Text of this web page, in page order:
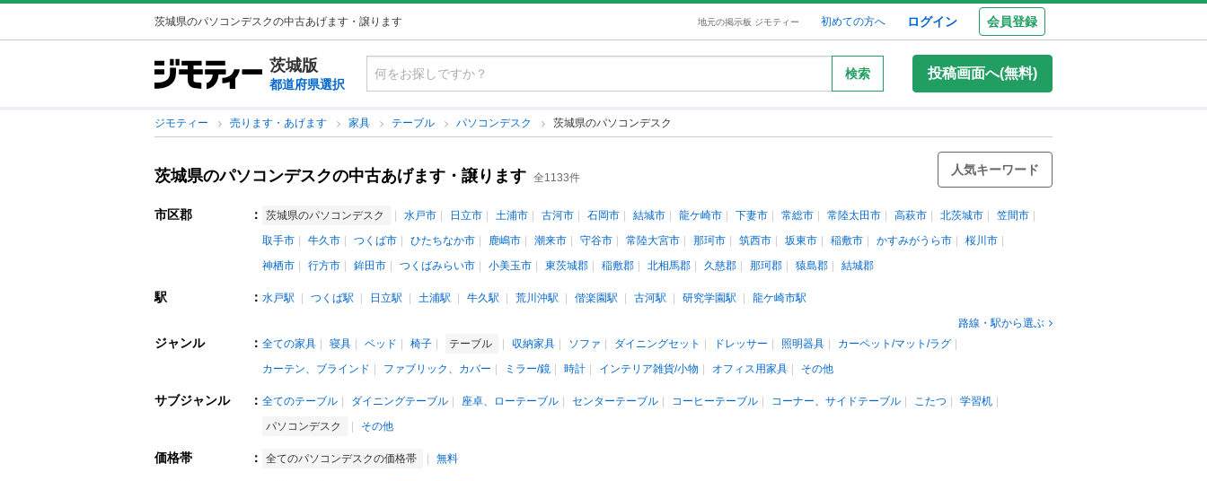
茨城県のパソコンデスクの中古あげます・譲ります 地元の掲示板 ジモティー 初めての方へ ログイン 会員登録
茨城版
都道府県選択
検索 投稿画面へ(無料)
ジモティー 売ります・あげます 家具 テーブル パソコンデスク 茨城県のパソコンデスク
茨城県のパソコンデスクの中古あげます・譲ります 全1133件
人気キーワード
市区郡 ： 茨城県のパソコンデスク 水戸市 日立市 土浦市 古河市 石岡市 結城市 龍ケ崎市 下妻市 常総市 常陸太田市 高萩市 北茨城市
笠間市
取手市
牛久市 つくば市 ひたちなか市 鹿嶋市 潮来市 守谷市 常陸大宮市 那珂市 筑西市 坂東市 稲敷市 かすみがうら市
桜川市
神栖市
行方市 鉾田市 つくばみらい市 小美玉市 東茨城郡 稲敷郡 北相馬郡 久慈郡 那珂郡 猿島郡 結城郡
駅 ： 水戸駅 つくば駅 日立駅 土浦駅 牛久駅 荒川沖駅 偕楽園駅 古河駅 研究学園駅
龍ケ崎市駅
路線・駅から選ぶ
ジャンル ： 全ての家具 寝具 ベッド 椅子 テーブル 収納家具 ソファ ダイニングセット ドレッサー 照明器具
カーペット/マット/ラグ
カーテン、ブラインド
ファブリック、カバー ミラー/鏡 時計 インテリア雑貨/小物 オフィス用家具 その他
サブジャンル ： 全てのテーブル ダイニングテーブル 座卓、ローテーブル センターテーブル コーヒーテーブル コーナー、サイドテーブル こたつ
学習机
パソコンデスク
その他
価格帯 ： 全てのパソコンデスクの価格帯 無料